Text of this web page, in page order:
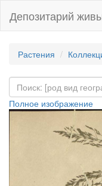
Депозитарий
Растения
Полное изображение